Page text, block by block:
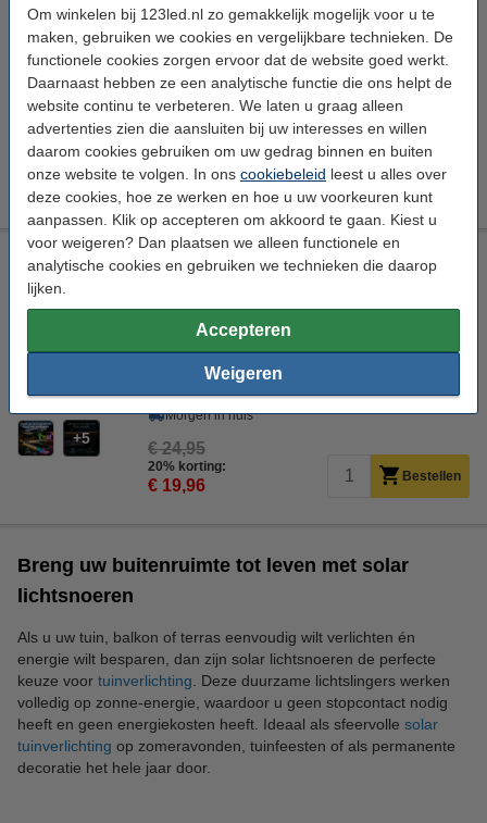
Om winkelen bij 123led.nl zo gemakkelijk mogelijk voor u te
maken, gebruiken we cookies en vergelijkbare technieken. De
functionele cookies zorgen ervoor dat de website goed werkt.
Daarnaast hebben ze een analytische functie die ons helpt de
website continu te verbeteren. We laten u graag alleen
advertenties zien die aansluiten bij uw interesses en willen
daarom cookies gebruiken om uw gedrag binnen en buiten
onze website te volgen. In ons cookiebeleid leest u alles over
deze cookies, hoe ze werken en hoe u uw voorkeuren kunt
aanpassen. Klik op accepteren om akkoord te gaan. Kiest u
voor weigeren? Dan plaatsen we alleen functionele en
analytische cookies en gebruiken we technieken die daarop
lijken.
Accepteren
Weigeren
5
Warm wit 2700 K 35 lumen
Bekijk de specificaties en beschrijving
Direct leverbaar
€ 54,95
Calex solar ledstrip voor buiten | 4 meter | Oplaadbaar | RGB
+ 2700-6500K | 100 lumen | IP44
5
Calex 💡 4 meter
RGB+CCT
RGB + 2700-6500 K
Bekijk de specificaties en beschrijving
Direct leverbaar
Morgen in huis
€ 24,95
20% korting:
€ 19,96 Bestellen
Breng uw buitenruimte tot leven met solar
lichtsnoeren
Als u uw tuin, balkon of terras eenvoudig wilt verlichten én
energie wilt besparen, dan zijn solar lichtsnoeren de perfecte
keuze voor tuinverlichting . Deze duurzame lichtslingers werken
volledig op zonne-energie, waardoor u geen stopcontact nodig
heeft en geen energiekosten heeft. Ideaal als sfeervolle solar
tuinverlichting op zomeravonden, tuinfeesten of als permanente
decoratie het hele jaar door.